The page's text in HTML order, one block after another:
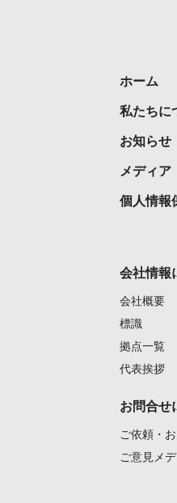
ホーム
私たちに
お知らせ
メディア
個人情報
会社情報
会社概要
標識
拠点一覧
代表挨拶
お問合せ
ご依頼・
ご意見メ